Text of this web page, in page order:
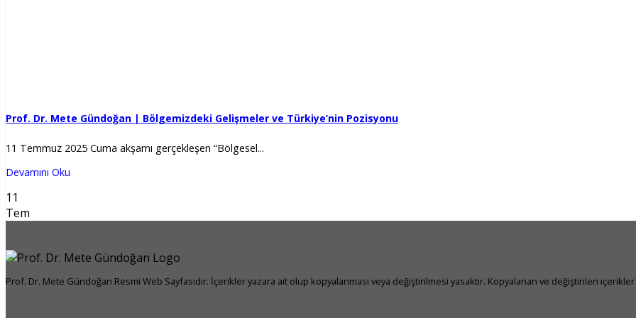
Prof. Dr. Mete Gündoğan | Bölgemizdeki Gelişmeler ve Türkiye’nin Pozisyonu
11 Temmuz 2025 Cuma akşamı gerçekleşen “Bölgesel...
Devamını Oku
11
Tem
Prof. Dr. Mete Gündoğan Resmi Web Sayfasıdır. İçerikler yazara ait olup kopyalanması veya değiştirilmesi yasaktır. Kopyalanan ve değiştirilen içerikler